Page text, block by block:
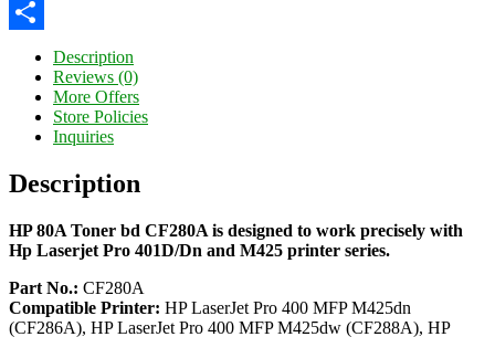
Twitter
Description
Reviews (0)
More Offers
Store Policies
Inquiries
Description
HP 80A Toner bd CF280A is designed to work precisely with
Hp Laserjet Pro 401D/Dn and M425 printer series.
Part No.: CF280A
Compatible Printer: HP LaserJet Pro 400 MFP M425dn
(CF286A), HP LaserJet Pro 400 MFP M425dw (CF288A), HP